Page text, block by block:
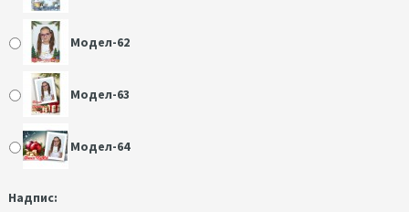
Модел-62
Модел-63
Модел-64
Надпис: